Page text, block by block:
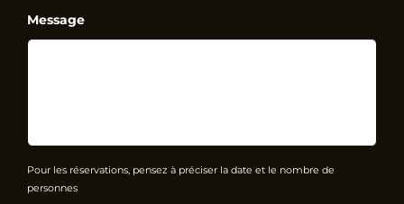
Message
Pour les réservations, pensez à préciser la date et le nombre de
personnes